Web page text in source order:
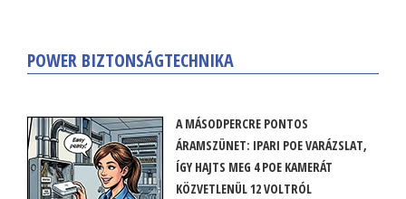
POWER BIZTONSÁGTECHNIKA
A MÁSODPERCRE PONTOS
ÁRAMSZÜNET: IPARI POE VARÁZSLAT,
ÍGY HAJTS MEG 4 POE KAMERÁT
KÖZVETLENÜL 12 VOLTRÓL